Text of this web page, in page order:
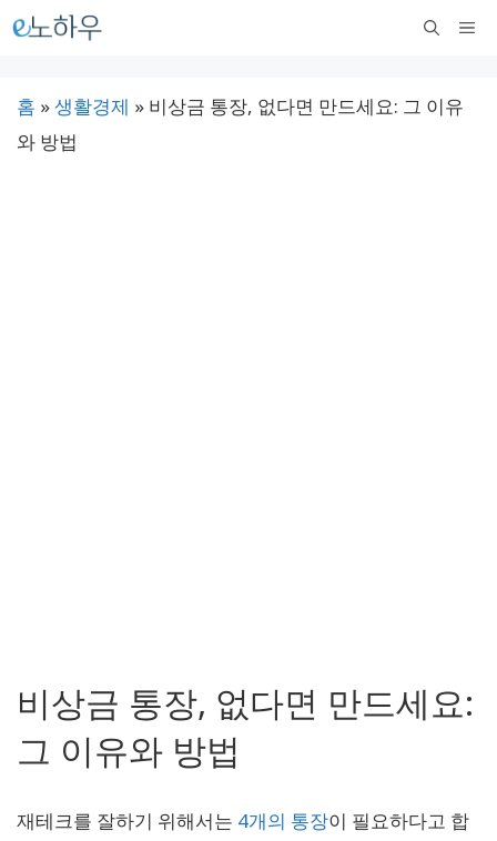
컨
메
홈 »생활경제 » 비상금 통장, 없다면 만드세요: 그 이유
와 방법
비상금 통장, 없다면 만드세요:
그 이유와 방법
재테크를 잘하기 위해서는 4개의 통장이 필요하다고 합